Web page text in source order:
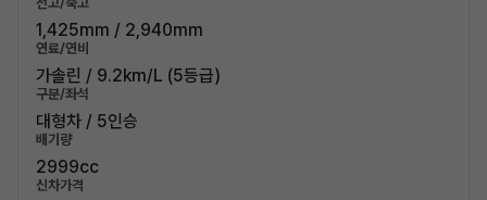
1,425mm / 2,940mm
연료/연비
가솔린 / 9.2km/L (5등급)
구분/좌석
대형차 / 5인승
배기량
2999cc
신차가격